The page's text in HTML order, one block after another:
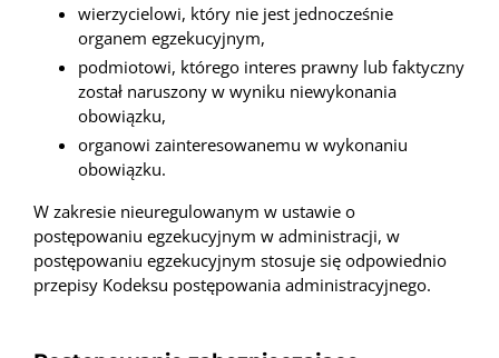
wierzycielowi, który nie jest jednocześnie
organem egzekucyjnym,
podmiotowi, którego interes prawny lub faktyczny
został naruszony w wyniku niewykonania
obowiązku,
organowi zainteresowanemu w wykonaniu
obowiązku.
W zakresie nieuregulowanym w ustawie o
postępowaniu egzekucyjnym w administracji, w
postępowaniu egzekucyjnym stosuje się odpowiednio
przepisy Kodeksu postępowania administracyjnego.